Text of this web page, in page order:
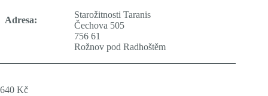
Adresa:
Starožitnosti Taranis
Čechova 505
756 61
Rožnov pod Radhoštěm
640 Kč